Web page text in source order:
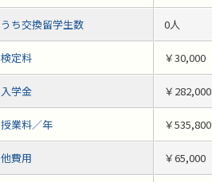
うち交換留学生数 0人
検定料 ￥30,000
入学金 ￥282,000
授業料／年 ￥535,800
他費用 ￥65,000